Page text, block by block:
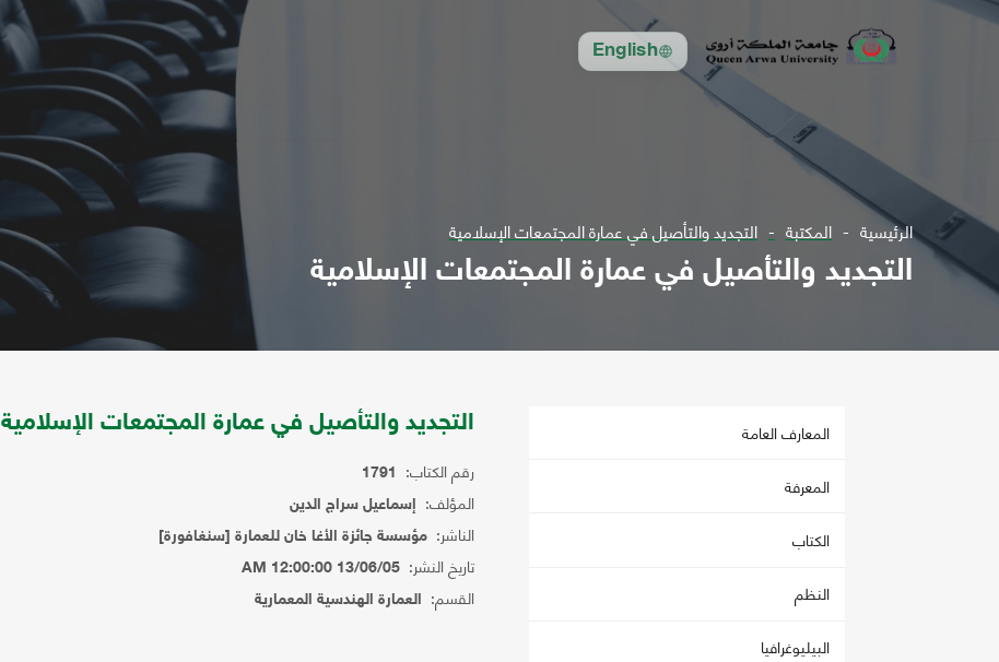
English
الرئيسية المكتبة التجديد والتأصيل في عمارة المجتمعات الإسلامية
التجديد والتأصيل في عمارة المجتمعات الإسلامية
المعارف العامة
المعرفة
الكتاب
النظم
البيليوغرافيا
التجديد والتأصيل في عمارة المجتمعات الإسلامية
رقم الكتاب: 1791
المؤلف: إسماعيل سراج الدين
الناشر: مؤسسة جائزة الأغا خان للعمارة [سنغافورة]
تاريخ النشر: 13/06/05 12:00:00 AM
القسم: العمارة الهندسية المعمارية